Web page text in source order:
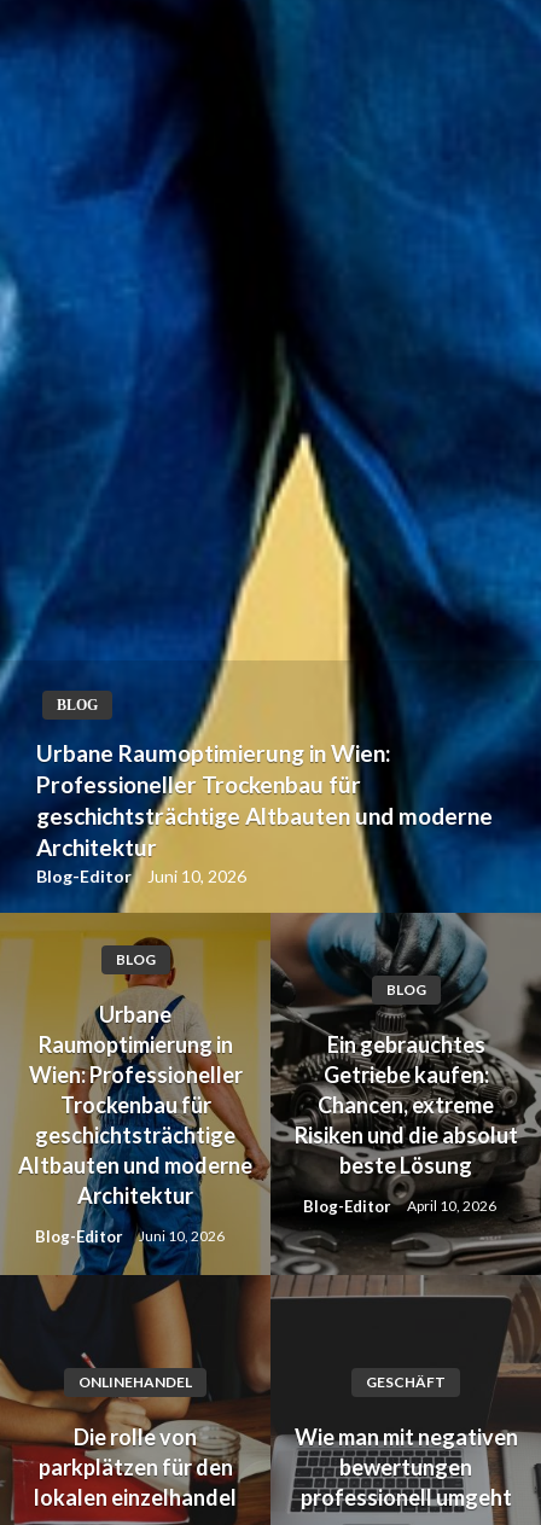
BLOG
Urbane Raumoptimierung in Wien:
Professioneller Trockenbau für
geschichtsträchtige Altbauten und moderne
Architektur
Blog-Editor Juni 10, 2026
BLOG
Urbane
Raumoptimierung in
Wien: Professioneller
Trockenbau für
geschichtsträchtige
Altbauten und moderne
Architektur
Blog-Editor Juni 10, 2026
BLOG
Ein gebrauchtes
Getriebe kaufen:
Chancen, extreme
Risiken und die absolut
beste Lösung
Blog-Editor April 10, 2026
ONLINEHANDEL
Die rolle von
parkplätzen für den
lokalen einzelhandel
GESCHÄFT
Wie man mit negativen
bewertungen
professionell umgeht